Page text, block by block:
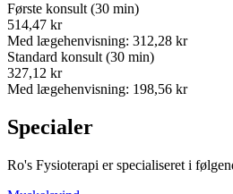
Første konsult (30 min)
514,47 kr
Med lægehenvisning: 312,28 kr
Standard konsult (30 min)
327,12 kr
Med lægehenvisning: 198,56 kr
Specialer
Ro's Fysioterapi er specialiseret i